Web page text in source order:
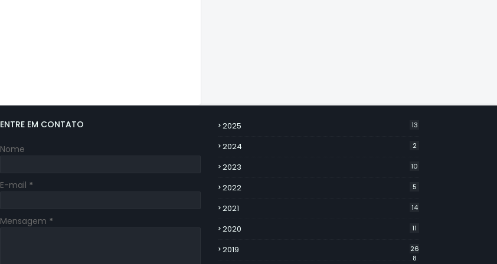
ENTRE EM CONTATO
Nome
E-mail *
Mensagem *
2025 13
2024 2
2023 10
2022 5
2021 14
2020 11
2019
26
8